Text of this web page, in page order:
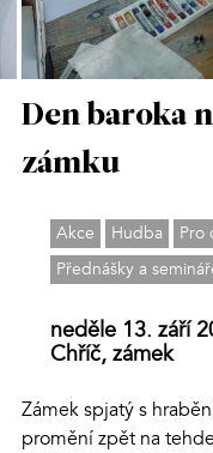
Den baroka
zámku
Akce Hudba Pro
Přednášky a
neděle 13. září
Chříč, zámek
Zámek spjatý s
promění zpět na